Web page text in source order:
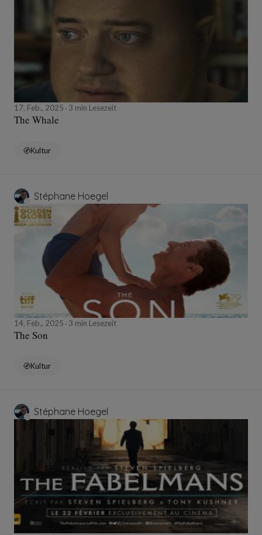
17, Feb., 2025 3 min Lesezeit
The Whale
Kultur
Stéphane Hoegel
14, Feb., 2025 3 min Lesezeit
The Son
Kultur
Stéphane Hoegel